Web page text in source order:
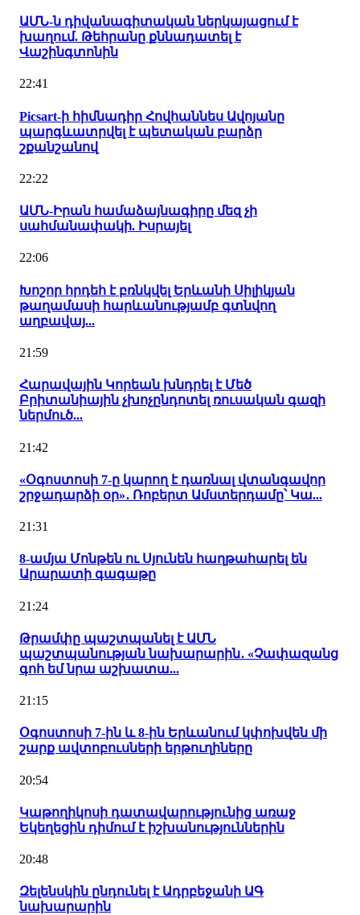
ԱՄՆ-ն դիվանագիտական ներկայացում է
խաղում. Թեհրանը քննադատել է
Վաշինգտոնին
22:41
Picsart-ի հիմնադիր Հովհաննես Ավոյանը
պարգևատրվել է պետական բարձր
շքանշանով
22:22
ԱՄՆ-Իրան համաձայնագիրը մեզ չի
սահմանափակի. Իսրայել
22:06
Խոշոր հրդեհ է բռնկվել Երևանի Սիլիկյան
թաղամասի հարևանությամբ գտնվող
աղբավայ...
21:59
Հարավային Կորեան խնդրել է Մեծ
Բրիտանիային չխոչընդոտել ռուսական գազի
ներմուծ...
21:42
«Օգոստոսի 7-ը կարող է դառնալ վտանգավոր
շրջադարձի օր»․ Ռոբերտ Ամստերդամը՝ Կա...
21:31
8-ամյա Մոնթեն ու Սյունեն հաղթահարել են
Արարատի գագաթը
21:24
Թրամփը պաշտպանել է ԱՄՆ
պաշտպանության նախարարին․ «Չափազանց
գոհ եմ նրա աշխատա...
21:15
Օգոստոսի 7-ին և 8-ին Երևանում կփոխվեն մի
շարք ավտոբուսների երթուղիները
20:54
Կաթողիկոսի դատավարությունից առաջ
Եկեղեցին դիմում է իշխանություններին
20:48
Զելենսկին ընդունել է Ադրբեջանի ԱԳ
նախարարին